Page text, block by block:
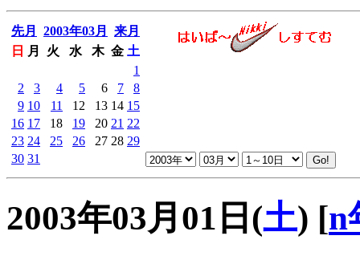
先月 2003年03月
来月
日
月 火 水 木 金 土
1
2
3 4 5 6 7
8
9 10 11 12 13 14 15
16 17 18 19 20 21 22
23 24 25 26 27 28 29
30 31
2003年03月01日(土) [n